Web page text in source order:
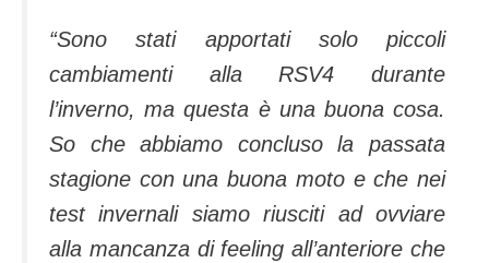
“Sono stati apportati solo piccoli
cambiamenti alla RSV4 durante
l’inverno, ma questa è una buona cosa.
So che abbiamo concluso la passata
stagione con una buona moto e che nei
test invernali siamo riusciti ad ovviare
alla mancanza di feeling all’anteriore che